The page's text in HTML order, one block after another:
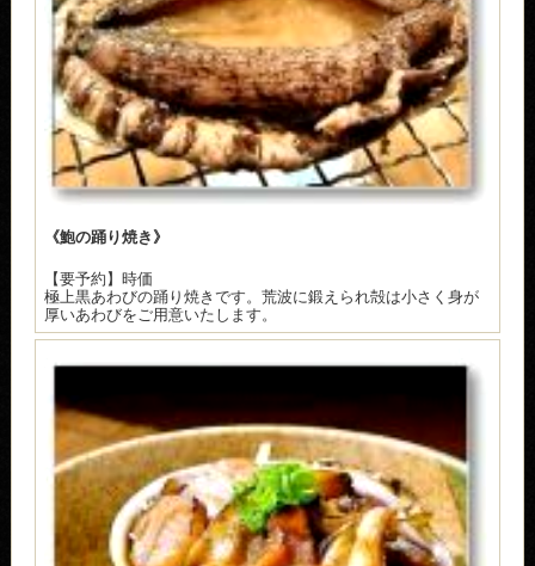
《鮑の踊り焼き》
【要予約】時価
極上黒あわびの踊り焼きです。荒波に鍛えられ殻は小さく身が
厚いあわびをご用意いたします。